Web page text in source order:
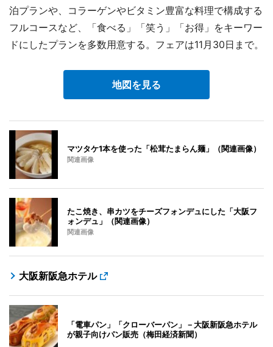
泊プランや、コラーゲンやビタミン豊富な料理で構成する
フルコースなど、「食べる」「笑う」「お得」をキーワー
ドにしたプランを多数用意する。フェアは11月30日まで。
地図を見る
マツタケ1本を使った「松茸たまらん麺」（関連画像）
関連画像
たこ焼き、串カツをチーズフォンデュにした「大阪フ
ォンデュ」（関連画像）
関連画像
大阪新阪急ホテル
「電車パン」「クローバーパン」－大阪新阪急ホテル
が親子向けパン販売（梅田経済新聞）